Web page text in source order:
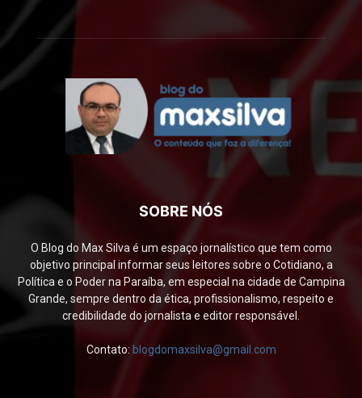
SOBRE NÓS
O Blog do Max Silva é um espaço jornalístico que tem como
objetivo principal informar seus leitores sobre o Cotidiano, a
Política e o Poder na Paraíba, em especial na cidade de Campina
Grande, sempre dentro da ética, profissionalismo, respeito e
credibilidade do jornalista e editor responsável.
Contato: blogdomaxsilva@gmail.com